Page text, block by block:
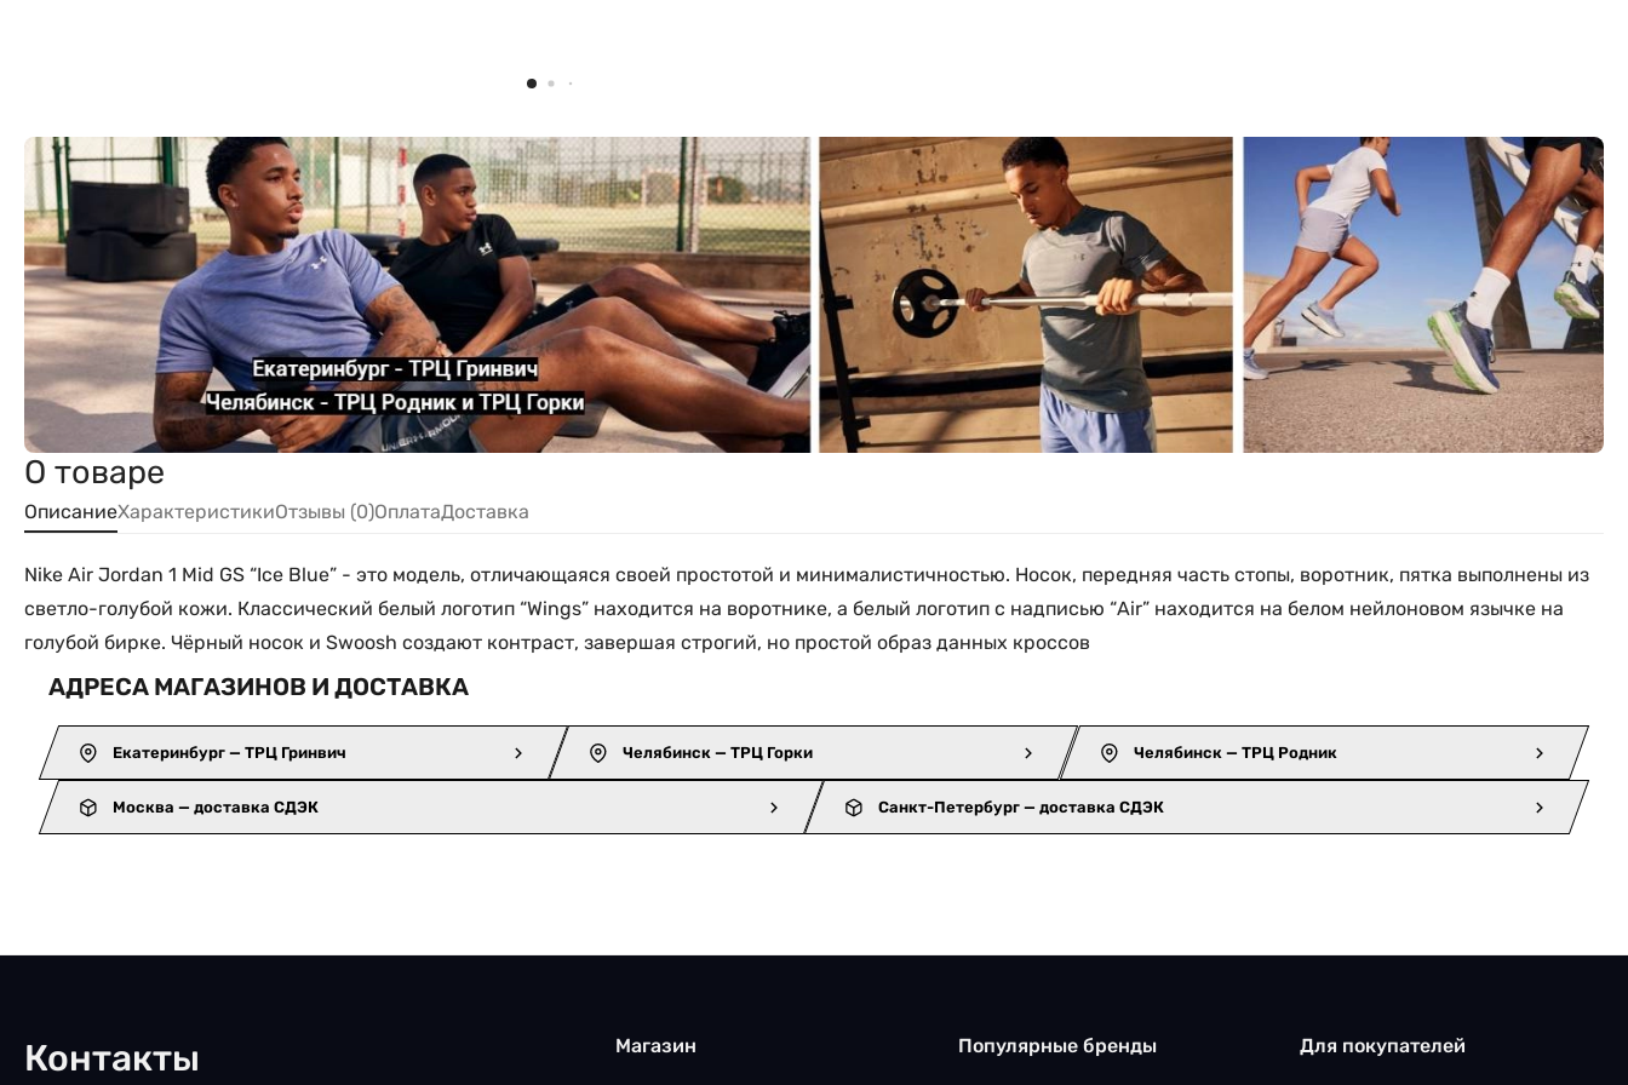
О товаре
ОписаниеХарактеристикиОтзывы (0)ОплатаДоставка
Nike Air Jordan 1 Mid GS “Ice Blue” - это модель, отличающаяся своей простотой и минималистичностью. Носок, передняя часть стопы, воротник, пятка выполнены из
светло-голубой кожи. Классический белый логотип “Wings” находится на воротнике, а белый логотип с надписью “Air” находится на белом нейлоновом язычке на
голубой бирке. Чёрный носок и Swoosh создают контраст, завершая строгий, но простой образ данных кроссов
АДРЕСА МАГАЗИНОВ И ДОСТАВКА
Екатеринбург — ТРЦ Гринвич Челябинск — ТРЦ Горки Челябинск — ТРЦ Родник
Москва — доставка СДЭК Санкт-Петербург — доставка СДЭК
Контакты Магазин Популярные бренды Для покупателей